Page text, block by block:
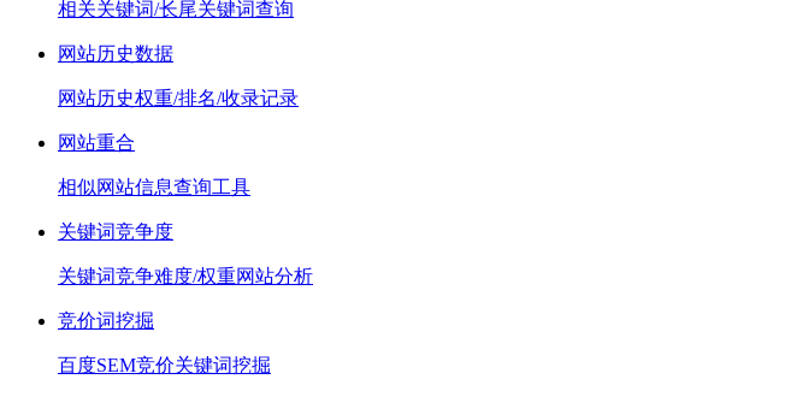
相关关键词/长尾关键词查询
网站历史数据
网站历史权重/排名/收录记录
网站重合
相似网站信息查询工具
关键词竞争度
关键词竞争难度/权重网站分析
竞价词挖掘
百度SEM竞价关键词挖掘